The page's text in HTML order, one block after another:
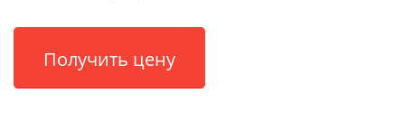
Получить цену